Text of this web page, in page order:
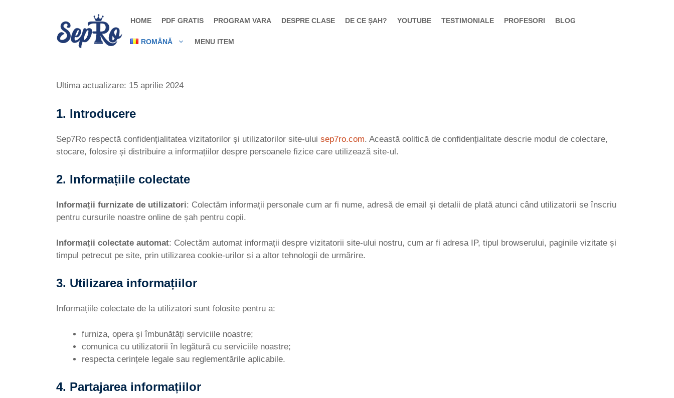
HOME PDF GRATIS PROGRAM VARA DESPRE CLASE DE CE ȘAH? YOUTUBE TESTIMONIALE PROFESORI BLOG
ROMÂNĂ MENU ITEM
Ultima actualizare: 15 aprilie 2024
1. Introducere
Sep7Ro respectă confidențialitatea vizitatorilor și utilizatorilor site-ului sep7ro.com. Această oolitică de confidențialitate descrie modul de colectare,
stocare, folosire și distribuire a informațiilor despre persoanele fizice care utilizează site-ul.
2. Informațiile colectate
Informații furnizate de utilizatori: Colectăm informații personale cum ar fi nume, adresă de email și detalii de plată atunci când utilizatorii se înscriu
pentru cursurile noastre online de șah pentru copii.
Informații colectate automat: Colectăm automat informații despre vizitatorii site-ului nostru, cum ar fi adresa IP, tipul browserului, paginile vizitate și
timpul petrecut pe site, prin utilizarea cookie-urilor și a altor tehnologii de urmărire.
3. Utilizarea informațiilor
Informațiile colectate de la utilizatori sunt folosite pentru a:
furniza, opera și îmbunătăți serviciile noastre;
comunica cu utilizatorii în legătură cu serviciile noastre;
respecta cerințele legale sau reglementările aplicabile.
4. Partajarea informațiilor